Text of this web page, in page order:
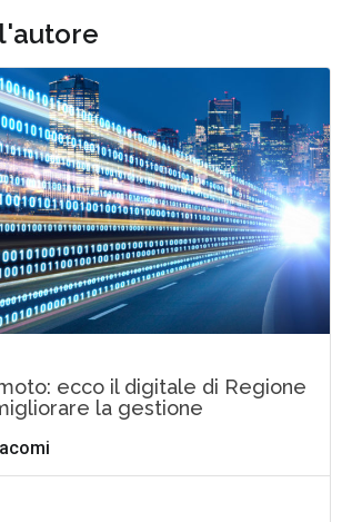
ecco il digitale di Regione
la gestione